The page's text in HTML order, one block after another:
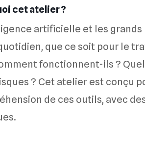
cet atelier ?
artificielle et les
que ce soit pour le
fonctionnent-ils ?
? Cet atelier est conçu
de ces outils, avec